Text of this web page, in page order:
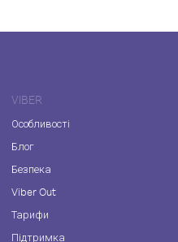
VIBER
Особливості
Блог
Безпека
Viber Out
Тарифи
Підтримка